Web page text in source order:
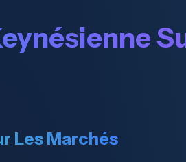
Les Marchés